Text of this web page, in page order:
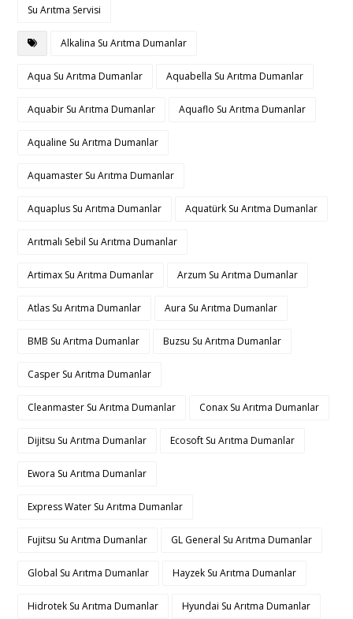
Su Arıtma Servisi
Alkalina Su Arıtma Dumanlar
Aqua Su Arıtma Dumanlar Aquabella Su Arıtma Dumanlar
Aquabir Su Arıtma Dumanlar Aquaflo Su Arıtma Dumanlar
Aqualine Su Arıtma Dumanlar
Aquamaster Su Arıtma Dumanlar
Aquaplus Su Arıtma Dumanlar Aquatürk Su Arıtma Dumanlar
Arıtmalı Sebil Su Arıtma Dumanlar
Artimax Su Arıtma Dumanlar Arzum Su Arıtma Dumanlar
Atlas Su Arıtma Dumanlar Aura Su Arıtma Dumanlar
BMB Su Arıtma Dumanlar Buzsu Su Arıtma Dumanlar
Casper Su Arıtma Dumanlar
Cleanmaster Su Arıtma Dumanlar Conax Su Arıtma Dumanlar
Dijitsu Su Arıtma Dumanlar Ecosoft Su Arıtma Dumanlar
Ewora Su Arıtma Dumanlar
Express Water Su Arıtma Dumanlar
Fujitsu Su Arıtma Dumanlar GL General Su Arıtma Dumanlar
Global Su Arıtma Dumanlar Hayzek Su Arıtma Dumanlar
Hidrotek Su Arıtma Dumanlar Hyundai Su Arıtma Dumanlar